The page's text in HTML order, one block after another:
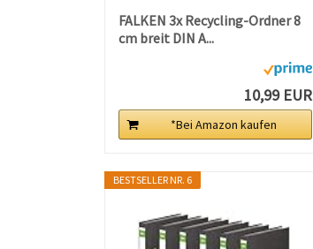
FALKEN 3x Recycling-Ordner 8
cm breit DIN A...
10,99 EUR
*Bei Amazon kaufen
BESTSELLER NR. 6